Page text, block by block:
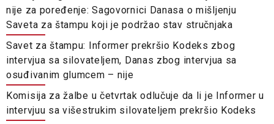
nije za poređenje: Sagovornici Danasa o mišljenju
Saveta za štampu koji je podržao stav stručnjaka
Savet za štampu: Informer prekršio Kodeks zbog
intervjua sa silovateljem, Danas zbog intervjua sa
osuđivanim glumcem – nije
Komisija za žalbe u četvrtak odlučuje da li je Informer u
intervjuu sa višestrukim silovateljem prekršio Kodeks